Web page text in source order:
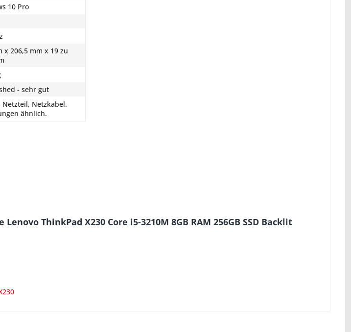
10 Pro
x 206,5 mm x 19 zu
- sehr gut
Netzteil, Netzkabel.
ähnlich.
ThinkPad X230 Core i5-3210M 8GB RAM 256GB SSD Backlit